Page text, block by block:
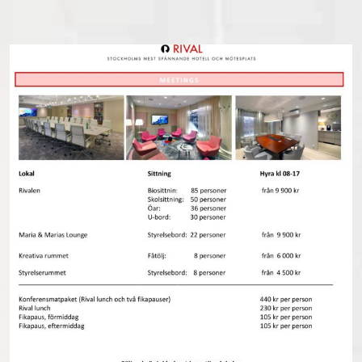
BOKA SHOW, TEATER, KONSERT
FAKTA A-Ö
RIVALBLOGGEN
BO PÅ RIVAL
VÅRA RUM OCH SVITER
BOKA RUM
FRUKOSTBUFFÉ
ALLT OM VÅRA RUM